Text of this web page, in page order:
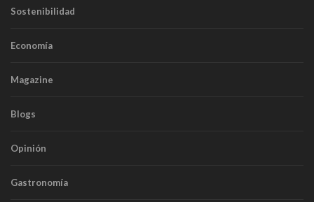
Sostenibilidad
Economía
Magazine
Blogs
Opinión
Gastronomía